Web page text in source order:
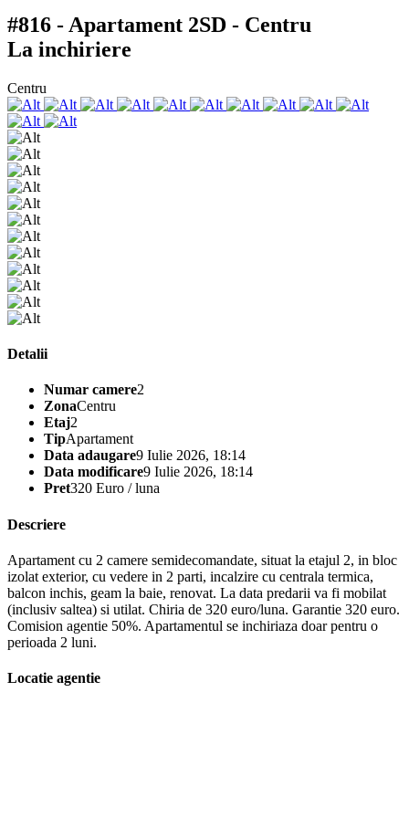
#816 - Apartament 2SD - Centru
La inchiriere
Centru
Detalii
Numar camere2
ZonaCentru
Etaj2
TipApartament
Data adaugare9 Iulie 2026, 18:14
Data modificare9 Iulie 2026, 18:14
Pret320 Euro / luna
Descriere
Apartament cu 2 camere semidecomandate, situat la etajul 2, in bloc
izolat exterior, cu vedere in 2 parti, incalzire cu centrala termica,
balcon inchis, geam la baie, renovat. La data predarii va fi mobilat
(inclusiv saltea) si utilat. Chiria de 320 euro/luna. Garantie 320 euro.
Comision agentie 50%. Apartamentul se inchiriaza doar pentru o
perioada 2 luni.
Locatie agentie